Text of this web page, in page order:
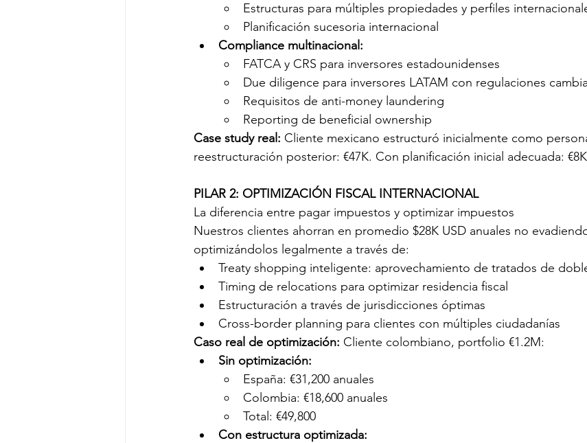
Estructuras para múltiples propiedades y perfiles
Planificación sucesoria internacional
Compliance multinacional:
FATCA y CRS para inversores estadounidenses
Due diligence para inversores LATAM con regulaciones
Requisitos de anti-money laundering
Reporting de beneficial ownership
Case study real: Cliente mexicano estructuró inicialmente como
reestructuración posterior: €47K. Con planificación inicial adecuada:
PILAR 2: OPTIMIZACIÓN FISCAL INTERNACIONAL
La diferencia entre pagar impuestos y optimizar impuestos
Nuestros clientes ahorran en promedio $28K USD anuales no
optimizándolos legalmente a través de:
Treaty shopping inteligente: aprovechamiento de tratados de
Timing de relocations para optimizar residencia fiscal
Estructuración a través de jurisdicciones óptimas
Cross-border planning para clientes con múltiples ciudadanías
Caso real de optimización: Cliente colombiano, portfolio €1.2M:
Sin optimización:
España: €31,200 anuales
Colombia: €18,600 anuales
Total: €49,800
Con estructura optimizada: